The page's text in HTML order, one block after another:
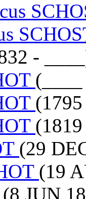
-
(29
(19
(8 JUN